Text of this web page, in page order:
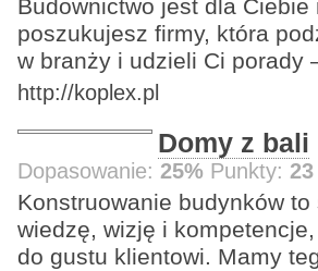
Budownictwo jest dla
poszukujesz firmy, która
w branży i udzieli Ci porady
http://koplex.pl
Domy z bali
Dopasowanie: 25% Punkty: 23
Konstruowanie budynków
wiedzę, wizję i
do gustu klientowi. Mamy